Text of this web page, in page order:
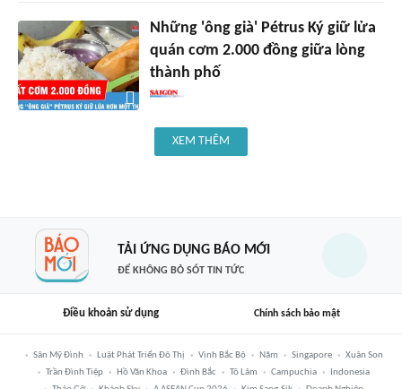
Những 'ông già' Pétrus Ký giữ lửa
quán cơm 2.000 đồng giữa lòng
thành phố
XEM THÊM
TẢI ỨNG DỤNG BÁO MỚI
ĐỂ KHÔNG BỎ SÓT TIN TỨC
Điều khoản sử dụng Chính sách bảo mật
Sân Mỹ Đình Luật Phát Triển Đô Thị Vịnh Bắc Bộ Năm Singapore
Xuân Son
Trần Đình Tiệp
Hồ Văn Khoa Đình Bắc Tô Lâm Campuchia
Indonesia